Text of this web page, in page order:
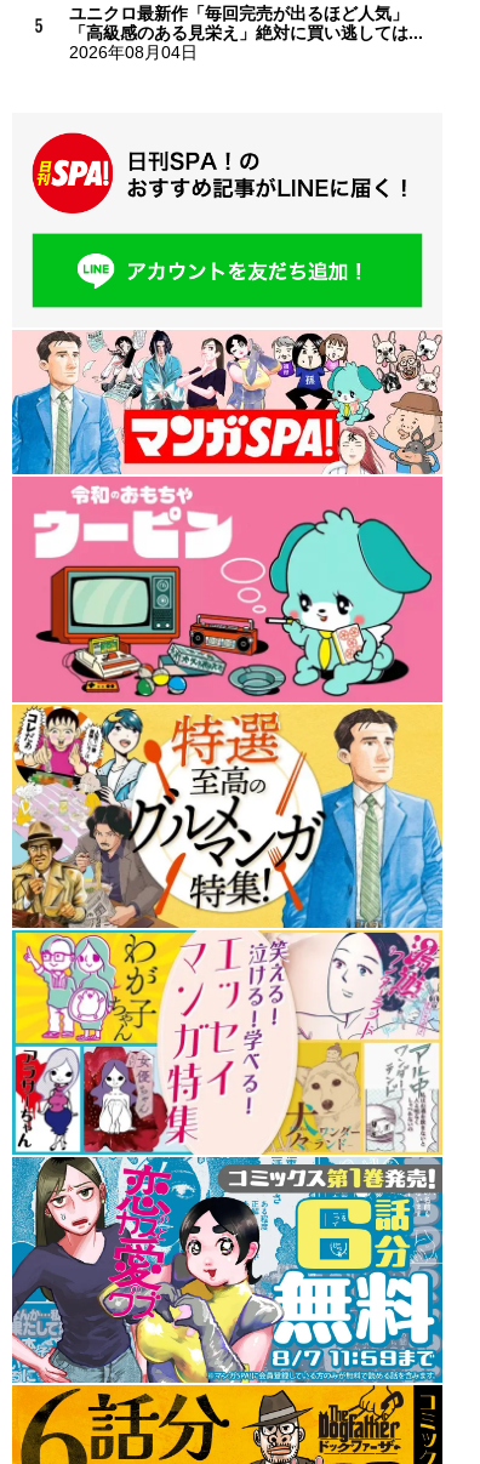
ユニクロ最新作「毎回完売が出るほど人気」
「高級感のある見栄え」絶対に買い逃しては...
2026年08月04日